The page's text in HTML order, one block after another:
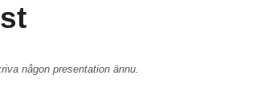
någon presentation ännu.